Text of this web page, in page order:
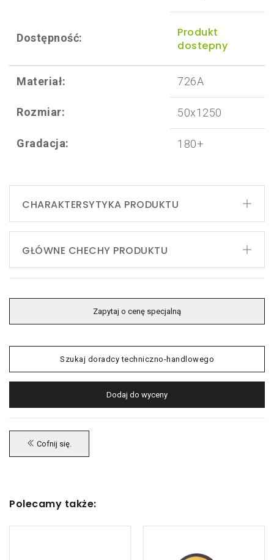
Dostępność:
Produkt
dostepny
Materiał: 726A
Rozmiar: 50x1250
Gradacja: 180+
CHARAKTERSYTYKA PRODUKTU
GŁÓWNE CHECHY PRODUKTU
Zapytaj o cenę specjalną
Szukaj doradcy techniczno-handlowego
Dodaj do wyceny
Cofnij się.
Polecamy także: